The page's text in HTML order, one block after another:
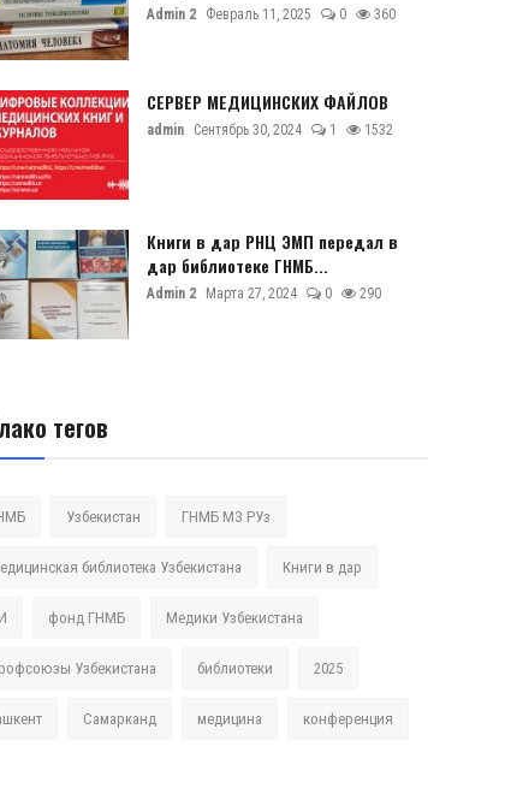
Admin 2 Февраль 11, 2025 0 360
СЕРВЕР МЕДИЦИНСКИХ ФАЙЛОВ
admin Сентябрь 30, 2024 1 1532
Книги в дар РНЦ ЭМП передал в
дар библиотеке ГНМБ...
Admin 2 Марта 27, 2024 0 290
тегов
Узбекистан ГНМБ МЗ РУз
библиотека Узбекистана Книги в дар
фонд ГНМБ Медики Узбекистана
Узбекистана библиотеки 2025
Самарканд медицина конференция